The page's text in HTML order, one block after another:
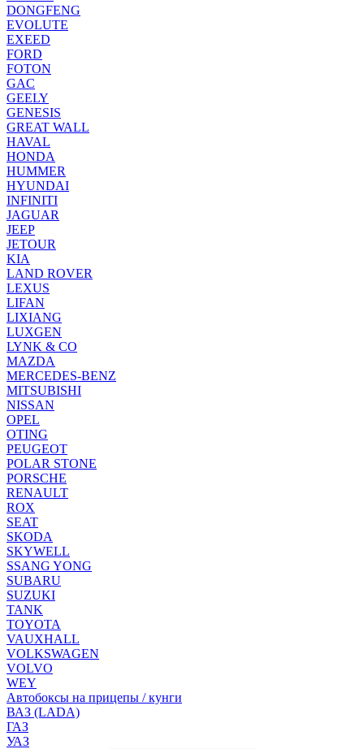
DONGFENG
EVOLUTE
EXEED
FORD
FOTON
GAC
GEELY
GENESIS
GREAT WALL
HAVAL
HONDA
HUMMER
HYUNDAI
INFINITI
JAGUAR
JEEP
JETOUR
KIA
LAND ROVER
LEXUS
LIFAN
LIXIANG
LUXGEN
LYNK & CO
MAZDA
MERCEDES-BENZ
MITSUBISHI
NISSAN
OPEL
OTING
PEUGEOT
POLAR STONE
PORSCHE
RENAULT
ROX
SEAT
SKODA
SKYWELL
SSANG YONG
SUBARU
SUZUKI
TANK
TOYOTA
VAUXHALL
VOLKSWAGEN
VOLVO
WEY
Автобоксы на прицепы / кунги
ВАЗ (LADA)
ГАЗ
УАЗ